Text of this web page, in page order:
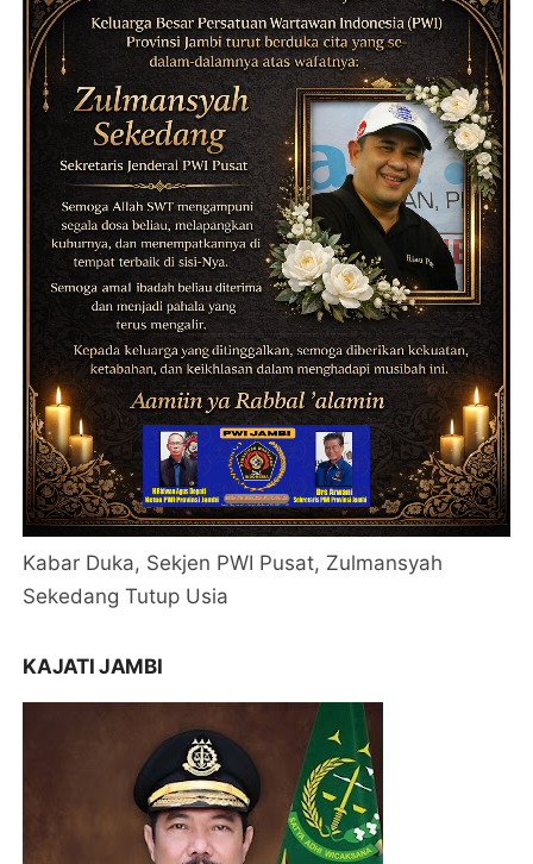
Kabar Duka, Sekjen PWI Pusat, Zulmansyah
Sekedang Tutup Usia
KAJATI JAMBI